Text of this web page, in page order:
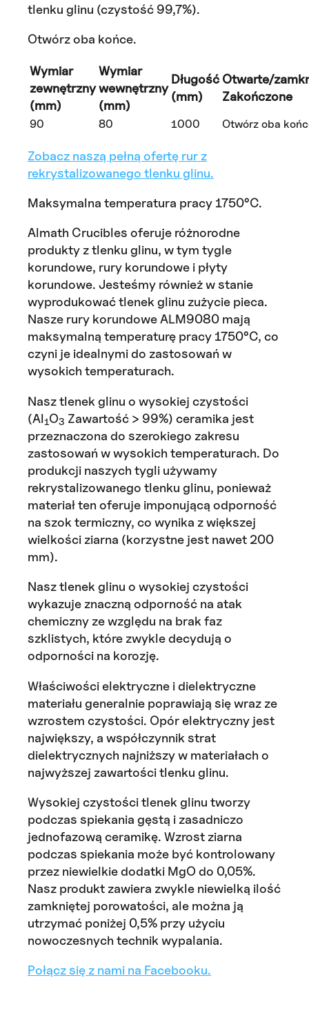
tlenku glinu (czystość 99,7%).
Otwórz oba końce.
Wymiar
zewnętrzny
(mm)
Wymiar
wewnętrzny
(mm)
Długość
(mm)
Otwarte/
Zakończone
90 80 1000 Otwórz oba
Zobacz naszą pełną ofertę rur z
rekrystalizowanego tlenku glinu.
Maksymalna temperatura pracy 1750°C.
Almath Crucibles oferuje różnorodne
produkty z tlenku glinu, w tym tygle
korundowe, rury korundowe i płyty
korundowe. Jesteśmy również w stanie
wyprodukować tlenek glinu zużycie pieca.
Nasze rury korundowe ALM9080 mają
maksymalną temperaturę pracy 1750°C, co
czyni je idealnymi do zastosowań w
wysokich temperaturach.
Nasz tlenek glinu o wysokiej czystości
(Al1O3 Zawartość > 99%) ceramika jest
przeznaczona do szerokiego zakresu
zastosowań w wysokich temperaturach. Do
produkcji naszych tygli używamy
rekrystalizowanego tlenku glinu, ponieważ
materiał ten oferuje imponującą odporność
na szok termiczny, co wynika z większej
wielkości ziarna (korzystne jest nawet 200
mm).
Nasz tlenek glinu o wysokiej czystości
wykazuje znaczną odporność na atak
chemiczny ze względu na brak faz
szklistych, które zwykle decydują o
odporności na korozję.
Właściwości elektryczne i dielektryczne
materiału generalnie poprawiają się wraz ze
wzrostem czystości. Opór elektryczny jest
największy, a współczynnik strat
dielektrycznych najniższy w materiałach o
najwyższej zawartości tlenku glinu.
Wysokiej czystości tlenek glinu tworzy
podczas spiekania gęstą i zasadniczo
jednofazową ceramikę. Wzrost ziarna
podczas spiekania może być kontrolowany
przez niewielkie dodatki MgO do 0,05%.
Nasz produkt zawiera zwykle niewielką ilość
zamkniętej porowatości, ale można ją
utrzymać poniżej 0,5% przy użyciu
nowoczesnych technik wypalania.
Połącz się z nami na Facebooku.